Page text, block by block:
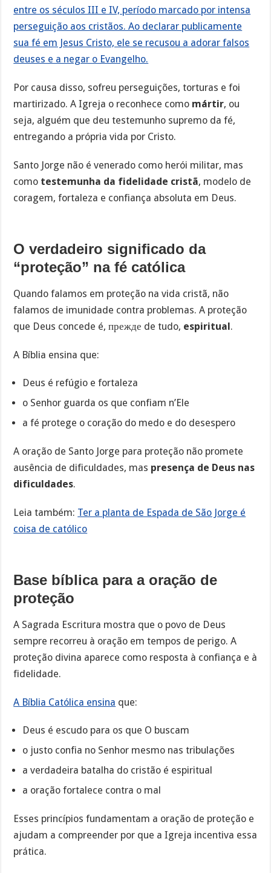
entre os séculos III e IV, período marcado por intensa
perseguição aos cristãos. Ao declarar publicamente
sua fé em Jesus Cristo, ele se recusou a adorar falsos
deuses e a negar o Evangelho.
Por causa disso, sofreu perseguições, torturas e foi
martirizado. A Igreja o reconhece como mártir, ou
seja, alguém que deu testemunho supremo da fé,
entregando a própria vida por Cristo.
Santo Jorge não é venerado como herói militar, mas
como testemunha da fidelidade cristã, modelo de
coragem, fortaleza e confiança absoluta em Deus.
O verdadeiro significado da
“proteção” na fé católica
Quando falamos em proteção na vida cristã, não
falamos de imunidade contra problemas. A proteção
que Deus concede é, прежде de tudo, espiritual .
A Bíblia ensina que:
Deus é refúgio e fortaleza
o Senhor guarda os que confiam n’Ele
a fé protege o coração do medo e do desespero
A oração de Santo Jorge para proteção não promete
ausência de dificuldades, mas presença de Deus nas
dificuldades.
Leia também: Ter a planta de Espada de São Jorge é
coisa de católico
Base bíblica para a oração de
proteção
A Sagrada Escritura mostra que o povo de Deus
sempre recorreu à oração em tempos de perigo. A
proteção divina aparece como resposta à confiança e à
fidelidade.
A Bíblia Católica ensina que:
Deus é escudo para os que O buscam
o justo confia no Senhor mesmo nas tribulações
a verdadeira batalha do cristão é espiritual
a oração fortalece contra o mal
Esses princípios fundamentam a oração de proteção e
ajudam a compreender por que a Igreja incentiva essa
prática.